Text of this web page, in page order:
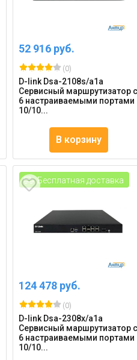
52 916 руб.
(0)
D-link Dsa-2108s/a1a
Сервисный маршрутизатор
6 настраиваемыми портами
10/10...
В корзину
Бесплатная доставка
124 478 руб.
(0)
D-link Dsa-2308x/a1a
Сервисный маршрутизатор
6 настраиваемыми портами
10/10...